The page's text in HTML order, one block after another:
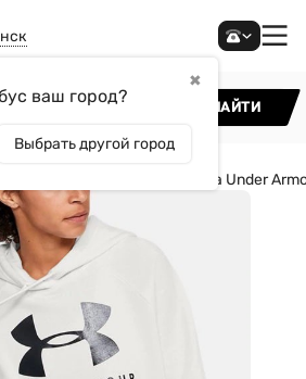
✖
ваш город?
Выбрать другой город
НАЙТИ
Толстовка Under